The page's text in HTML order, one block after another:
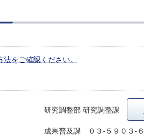
をご確認ください。
研究調整部 研究調整課
成果普及課 ０３-５９０３-